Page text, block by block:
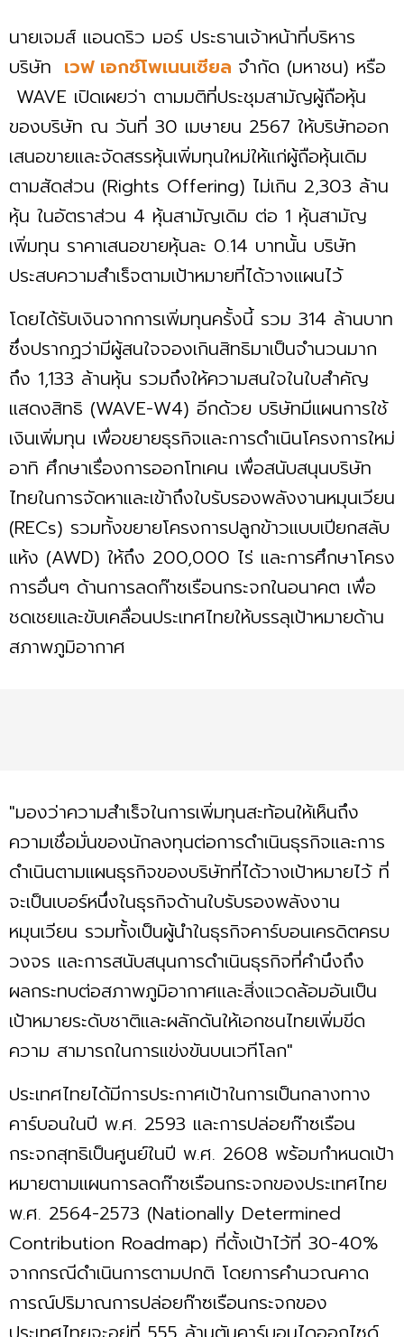
นายเจมส์ แอนดริว มอร์ ประธานเจ้าหน้าที่บริหาร
บริษัท เวฟ เอกซ์โพเนนเซียล จำกัด (มหาชน) หรือ
WAVE เปิดเผยว่า ตามมติที่ประชุมสามัญผู้ถือหุ้น
ของบริษัท ณ วันที่ 30 เมษายน 2567 ให้บริษัทออก
เสนอขายและจัดสรรหุ้นเพิ่มทุนใหม่ให้แก่ผู้ถือหุ้นเดิม
ตามสัดส่วน (Rights Offering) ไม่เกิน 2,303 ล้าน
หุ้น ในอัตราส่วน 4 หุ้นสามัญเดิม ต่อ 1 หุ้นสามัญ
เพิ่มทุน ราคาเสนอขายหุ้นละ 0.14 บาทนั้น บริษัท
ประสบความสำเร็จตามเป้าหมายที่ได้วางแผนไว้
โดยได้รับเงินจากการเพิ่มทุนครั้งนี้ รวม 314 ล้านบาท
ซึ่งปรากฏว่ามีผู้สนใจจองเกินสิทธิมาเป็นจำนวนมาก
ถึง 1,133 ล้านหุ้น รวมถึงให้ความสนใจในใบสำคัญ
แสดงสิทธิ (WAVE-W4) อีกด้วย บริษัทมีแผนการใช้
เงินเพิ่มทุน เพื่อขยายธุรกิจและการดำเนินโครงการใหม่
อาทิ ศึกษาเรื่องการออกโทเคน เพื่อสนับสนุนบริษัท
ไทยในการจัดหาและเข้าถึงใบรับรองพลังงานหมุนเวียน
(RECs) รวมทั้งขยายโครงการปลูกข้าวแบบเปียกสลับ
แห้ง (AWD) ให้ถึง 200,000 ไร่ และการศึกษาโครง
การอื่นๆ ด้านการลดก๊าซเรือนกระจกในอนาคต เพื่อ
ชดเชยและขับเคลื่อนประเทศไทยให้บรรลุเป้าหมายด้าน
สภาพภูมิอากาศ
"มองว่าความสำเร็จในการเพิ่มทุนสะท้อนให้เห็นถึง
ความเชื่อมั่นของนักลงทุนต่อการดำเนินธุรกิจและการ
ดำเนินตามแผนธุรกิจของบริษัทที่ได้วางเป้าหมายไว้ ที่
จะเป็นเบอร์หนึ่งในธุรกิจด้านใบรับรองพลังงาน
หมุนเวียน รวมทั้งเป็นผู้นำในธุรกิจคาร์บอนเครดิตครบ
วงจร และการสนับสนุนการดำเนินธุรกิจที่คำนึงถึง
ผลกระทบต่อสภาพภูมิอากาศและสิ่งแวดล้อมอันเป็น
เป้าหมายระดับชาติและผลักดันให้เอกชนไทยเพิ่มขีด
ความ สามารถในการแข่งขันบนเวทีโลก"
ประเทศไทยได้มีการประกาศเป้าในการเป็นกลางทาง
คาร์บอนในปี พ.ศ. 2593 และการปล่อยก๊าซเรือน
กระจกสุทธิเป็นศูนย์ในปี พ.ศ. 2608 พร้อมกำหนดเป้า
หมายตามแผนการลดก๊าซเรือนกระจกของประเทศไทย
พ.ศ. 2564-2573 (Nationally Determined
Contribution Roadmap) ที่ตั้งเป้าไว้ที่ 30-40%
จากกรณีดำเนินการตามปกติ โดยการคำนวณคาด
การณ์ปริมาณการปล่อยก๊าซเรือนกระจกของ